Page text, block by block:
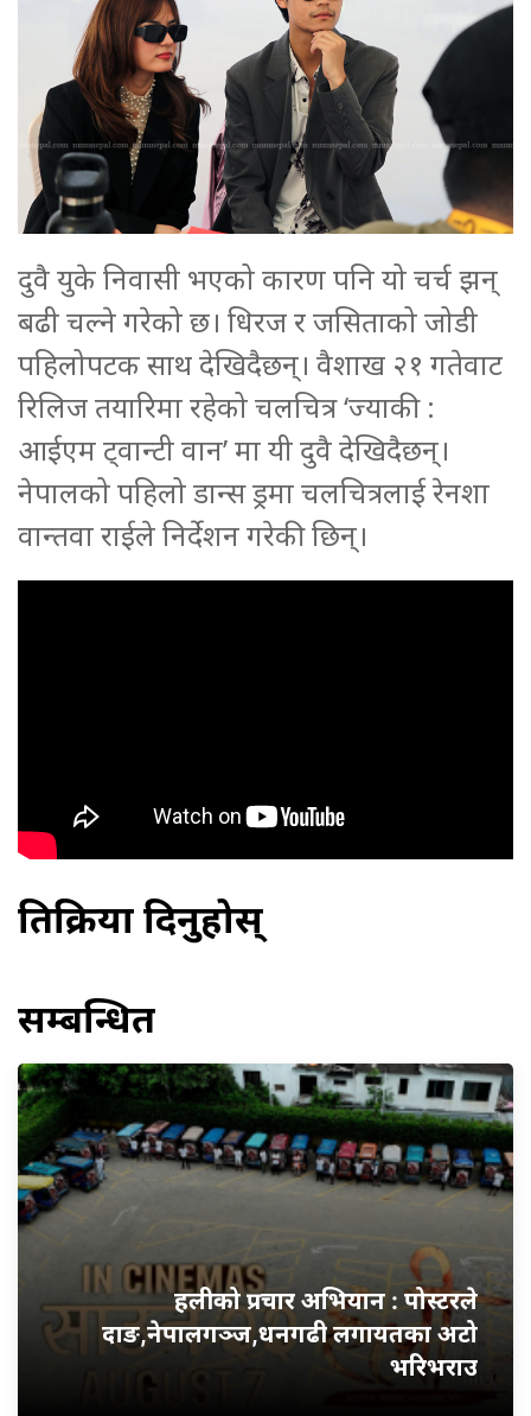
दुवै युके निवासी भएको कारण पनि यो चर्च झन्
बढी चल्ने गरेको छ। धिरज र जसिताको जोडी
पहिलोपटक साथ देखिदैछन्। वैशाख २१ गतेवाट
रिलिज तयारिमा रहेको चलचित्र ‘ज्याकी :
आईएम ट्वान्टी वान’ मा यी दुवै देखिदैछन्।
नेपालको पहिलो डान्स ड्रमा चलचित्रलाई रेनशा
वान्तवा राईले निर्देशन गरेकी छिन्।
प्रतिक्रिया दिनुहोस्
सम्बन्धित
हलीको प्रचार अभियान : पोस्टरले
दाङ,नेपालगञ्ज,धनगढी लगायतका अटो
भरिभराउ